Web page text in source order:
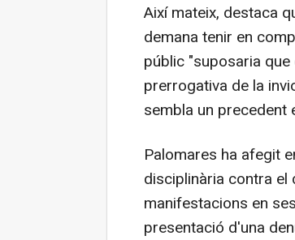
Així mateix, destaca
demana tenir en
públic "suposaria
prerrogativa de la
sembla un precedent
Palomares ha afegit
disciplinària contra el
manifestacions en
presentació d'una